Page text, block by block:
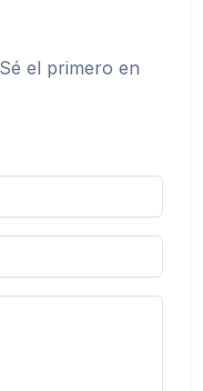
el primero en